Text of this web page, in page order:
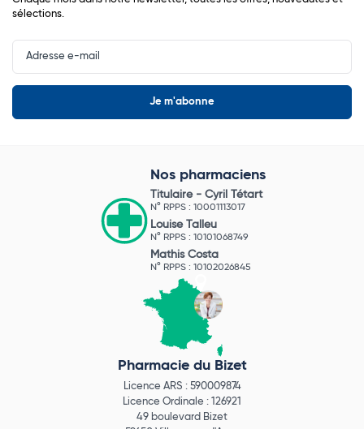
sélections.
Input
Newsletter
Nos pharmaciens
Titulaire - Cyril Tétart
N° RPPS : 10001113017
Louise Talleu
N° RPPS : 10101068749
Mathis Costa
N° RPPS : 10102026845
Pharmacie du Bizet
Licence ARS : 590009874
Licence Ordinale : 126921
49 boulevard Bizet